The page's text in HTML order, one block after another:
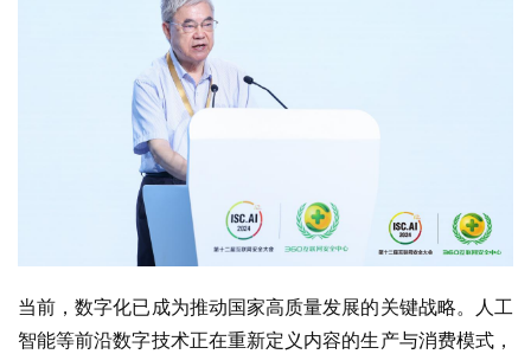
当前，数字化已成为推动国家高质量发展的关键战略。人工
智能等前沿数字技术正在重新定义内容的生产与消费模式，